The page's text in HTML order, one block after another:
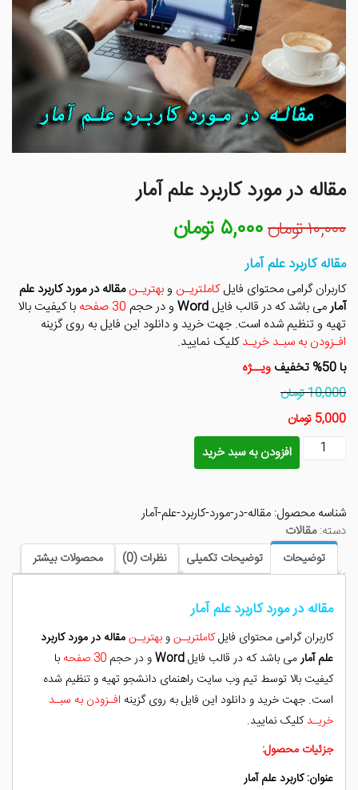
مقاله در مورد کاربرد علم آمار
۱۰,۰۰۰تومانقیمت
اصلی
بود.
۵,۰۰۰ تومان
است.
مقاله کاربرد علم آمار
کاربران گرامی محتوای فایلکاملتریـن و بهتریـن مقاله در مورد کاربرد علم
آمارمی باشد که در قالب فایل Word و در حجم 30 صفحه
با کیفیت بالا
تهیه و تنظیم شده است. جهت خرید و دانلود این فایل به روی گزینه
افـزودن به سبـد خریـدکلیک نمایید.
با 50% تخفیف
ویــژه
10,000 تومان
5,000 تومان
مقاله
علم
آمار
عدد
افزودن به سبد خرید
شناسه محصول: مقاله-در-مورد-کاربرد-علم-آمار
دسته:مقالات
توضیحات توضیحات تکمیلی نظرات (0) محصولات بیشتر
مقاله در مورد کاربرد علم آمار
کاربران گرامی محتوای فایلکاملتریـنوبهتریـنمقاله در مورد کاربرد
علم آمارمی باشد که در قالب فایلWordو در حجم 30 صفحه
با
کیفیت بالا توسط تیم وب سایت راهنمای دانشجو تهیه و تنظیم شده
است. جهت خرید و دانلود این فایل به روی گزینه افـزودن به سبـد
خریـدکلیک نمایید.
جزئیات محصول:
عنوان: کاربرد علم آمار